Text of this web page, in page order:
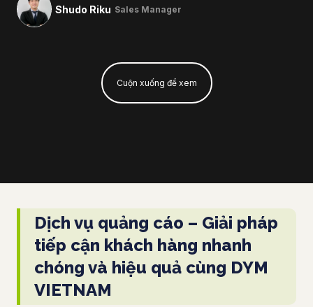
Shudo Riku Sales Manager
Cuộn xuống để xem
Dịch vụ quảng cáo – Giải pháp
tiếp cận khách hàng nhanh
chóng và hiệu quả cùng DYM
VIETNAM